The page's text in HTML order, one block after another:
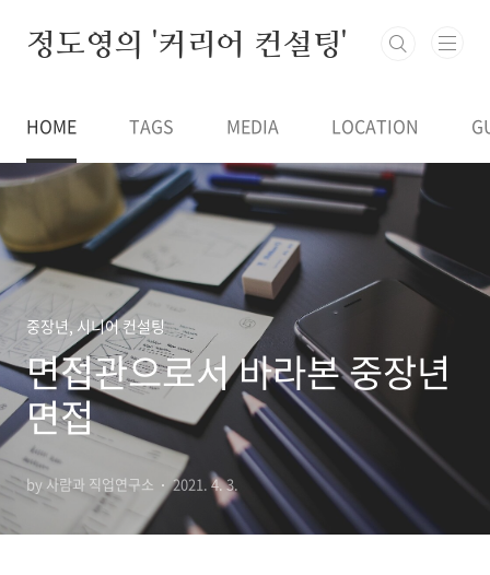
정도영의 '커리어 컨설팅'
HOME TAGS MEDIA LOCATION
중장년, 시니어 컨설팅
면접관으로서 바라본 중장년
면접
by 사람과 직업연구소 2021. 4. 3.